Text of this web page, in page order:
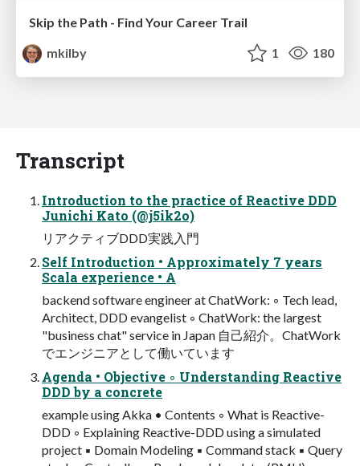
Skip the Path - Find Your Career Trail
mkilby
1 180
Transcript
Introduction to the practice of Reactive DDD
Junichi Kato (@j5ik2o)
リアクティブDDD実践入門
Self Introduction • Approximately 7 years
Scala experience • A
backend software engineer at ChatWork: ◦ Tech lead,
Architect, DDD evangelist ◦ ChatWork: the largest
"business chat" service in Japan 自己紹介。ChatWork
でエンジニアとして働いています
Agenda • Objective ◦ Understanding Reactive
DDD by a concrete
example using Akka • Contents ◦ What is Reactive-
DDD ◦ Explaining Reactive-DDD using a simulated
project ▪ Domain Modeling ▪ Command stack ▪ Query